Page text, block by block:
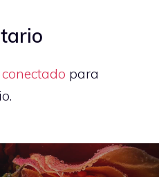
conectado para